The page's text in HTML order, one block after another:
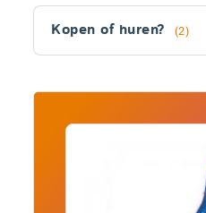
section
Kopen of huren? (2)
Producten